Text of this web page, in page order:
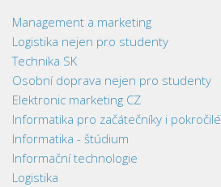
Management a marketing
Logistika nejen pro studenty
Technika SK
Osobní doprava nejen pro studenty
Elektronic marketing CZ
Informatika pro začátečníky i pokročilé
Informatika - štúdium
Informační technologie
Logistika